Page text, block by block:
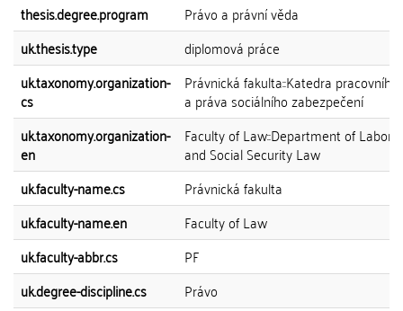
thesis.degree.program
Právo a právní věda
uk.thesis.type
diplomová práce
uk.taxonomy.organization-
cs
Právnická fakulta::Katedra
a práva sociálního zabezpečení
uk.taxonomy.organization-
en
Faculty of Law::Department of Labor
and Social Security Law
uk.faculty-name.cs
Právnická fakulta
uk.faculty-name.en
Faculty of Law
uk.faculty-abbr.cs
PF
uk.degree-discipline.cs
Právo